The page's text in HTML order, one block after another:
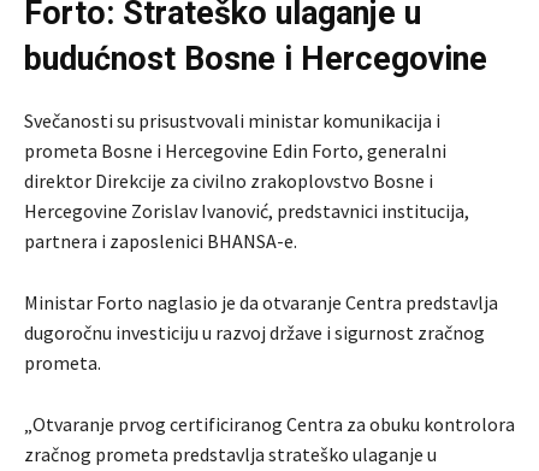
Forto: Strateško ulaganje u
budućnost Bosne i Hercegovine
Svečanosti su prisustvovali ministar komunikacija i
prometa Bosne i Hercegovine Edin Forto, generalni
direktor Direkcije za civilno zrakoplovstvo Bosne i
Hercegovine Zorislav Ivanović, predstavnici institucija,
partnera i zaposlenici BHANSA-e.
Ministar Forto naglasio je da otvaranje Centra predstavlja
dugoročnu investiciju u razvoj države i sigurnost zračnog
prometa.
„Otvaranje prvog certificiranog Centra za obuku kontrolora
zračnog prometa predstavlja strateško ulaganje u